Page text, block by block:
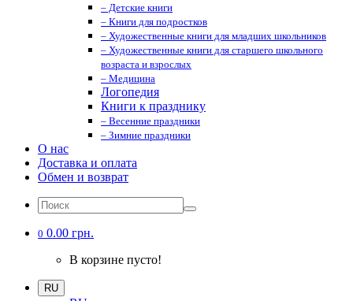
– Детские книги
– Книги для подростков
– Художественные книги для младших школьников
– Художественные книги для старшего школьного
возраста и взрослых
– Медицина
Логопедия
Книги к празднику
– Весенние праздники
– Зимние праздники
О нас
Доставка и оплата
Обмен и возврат
0 0.00 грн.
В корзине пусто!
RU